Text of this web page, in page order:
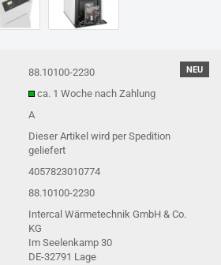
NEU
88.10100-2230
ca. 1 Woche nach Zahlung
A
Dieser Artikel wird per Spedition
geliefert
4057823010774
88.10100-2230
Intercal Wärmetechnik GmbH & Co.
KG
Im Seelenkamp 30
DE-32791 Lage